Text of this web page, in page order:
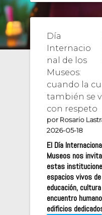
Día
Internacio
nal de los
Museos:
cuando la
también se
con respeto
por Rosario
2026-05-18
El Día
Museos nos
estas
espacios vivos
educación,
encuentro
edificios